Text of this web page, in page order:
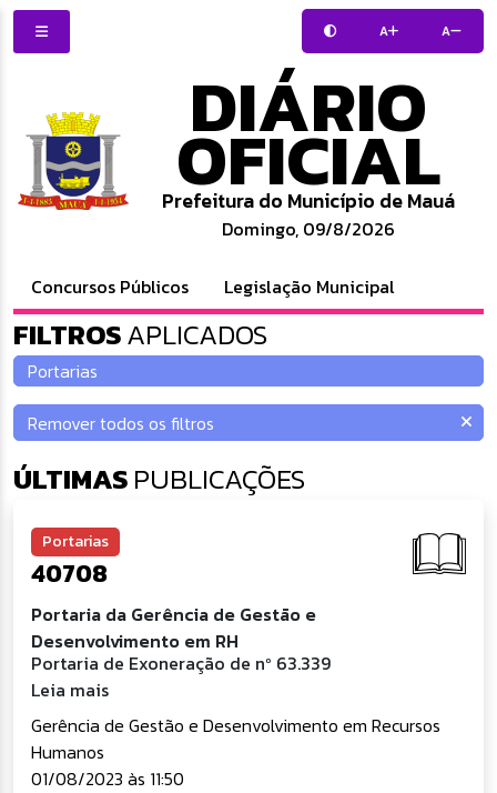
A A
DIÁRIO
OFICIAL
Prefeitura do Município de Mauá
Domingo, 09/8/2026
Concursos Públicos Legislação Municipal
FILTROSAPLICADOS
ÚLTIMASPUBLICAÇÕES
Portarias
40708
Portaria da Gerência de Gestão e
Desenvolvimento em RH
Portaria de Exoneração de nº 63.339
Leia mais
Gerência de Gestão e Desenvolvimento em Recursos
Humanos
01/08/2023 às 11:50